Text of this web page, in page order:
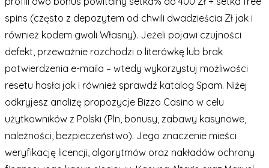
spins (często z depozytem od chwili dwadzieścia Zł jak i
również kodem gwoli Własny). Jeżeli pojawi czujności
defekt, przeważnie rozchodzi o literówkę lub brak
potwierdzenia e-maila – wtedy wykorzystuj możliwości
resetu hasła jak i również sprawdź katalog Spam. Niżej
odkryjesz analizę propozycje Bizzo Casino w celu
użytkowników z Polski (Pln, bonusy, zabawy kasynowe,
należności, bezpieczeństwo). Jego znaczenie mieści
weryfikację licencji, algorytmów oraz nakładów ochrony